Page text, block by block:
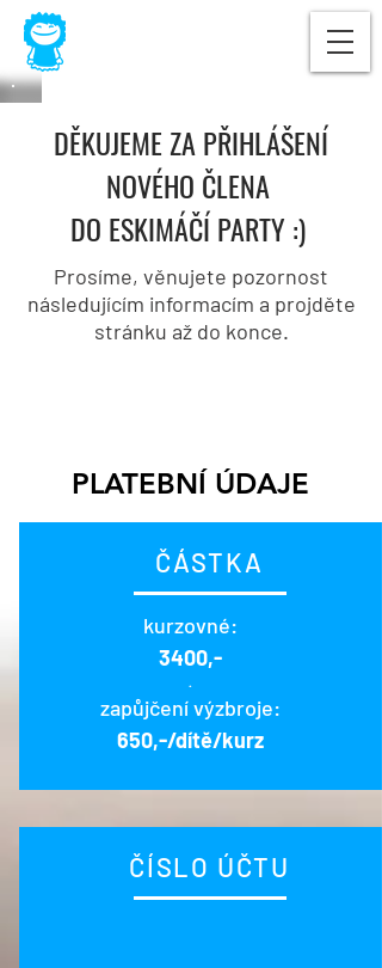
DĚKUJEME ZA PŘIHLÁŠENÍ
NOVÉHO ČLENA
DO ESKIMÁČÍ PARTY :)
Prosíme, věnujete pozornost
následujícím informacím a projděte
stránku až do konce.
PLATEBNÍ ÚDAJE
ČÁSTKA
ČÍSLO ÚČTU
kurzovné:
3400,-
​.
zapůjčení výzbroje:
650,-/dítě/kurz